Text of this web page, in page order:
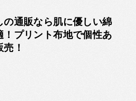
の通販なら肌に優しい綿
！プリント布地で個性あ
！